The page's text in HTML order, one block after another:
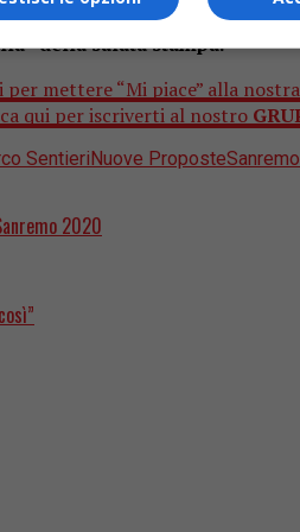
interprete matura è riuscita
della salata stampa.
per mettere “Mi piace” alla nostra
qui per iscriverti al nostro
Sentieri Nuove Proposte
2020